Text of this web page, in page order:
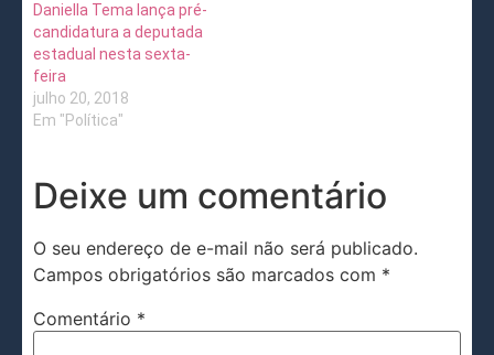
Daniella Tema lança pré-
candidatura a deputada
estadual nesta sexta-
feira
julho 20, 2018
Em "Política"
Deixe um comentário
O seu endereço de e-mail não será publicado.
Campos obrigatórios são marcados com *
Comentário *